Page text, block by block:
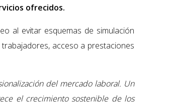
ofrecidos.
al evitar esquemas de simulación
acceso a prestaciones
del mercado laboral. Un
el crecimiento sostenible de los